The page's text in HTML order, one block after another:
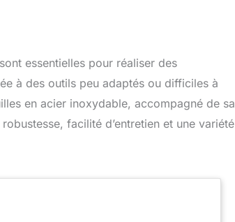
essentielles pour réaliser des
à des outils peu adaptés ou difficiles à
en acier inoxydable, accompagné de sa
facilité d’entretien et une variété